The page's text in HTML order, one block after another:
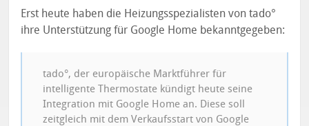
Erst heute haben die Heizungsspezialisten von tado°
ihre Unterstützung für Google Home bekanntgegeben:
tado°, der europäische Marktführer für
intelligente Thermostate kündigt heute seine
Integration mit Google Home an. Diese soll
zeitgleich mit dem Verkaufsstart von Google